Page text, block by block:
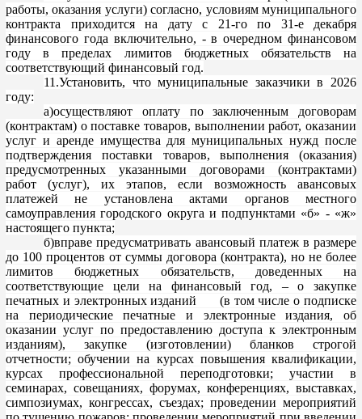
работы, оказания услуги) согласно, условиям муниципального
контракта приходится на дату с 21-го по 31-е декабря
финансового года включительно, - в очередном финансовом
году в пределах лимитов бюджетных обязательств на
соответствующий финансовый год.
11.Установить, что муниципальные заказчики в 2026
году:
а)осуществляют оплату по заключенным договорам
(контрактам) о поставке товаров, выполнении работ, оказании
услуг и аренде имущества для муниципальных нужд после
подтверждения поставки товаров, выполнения (оказания)
предусмотренных указанными договорами (контрактами)
работ (услуг), их этапов, если возможность авансовых
платежей не установлена актами органов местного
самоуправления городского округа и подпунктами «б» - «ж»
настоящего пункта;
б)вправе предусматривать авансовый платеж в размере
до 100 процентов от суммы договора (контракта), но не более
лимитов бюджетных обязательств, доведенных на
соответствующие цели на финансовый год, – о закупке
печатных и электронных изданий (в том числе о подписке
на периодические печатные и электронные издания, об
оказании услуг по предоставлению доступа к электронным
изданиям), закупке (изготовлении) бланков строгой
отчетности; обучении на курсах повышения квалификации,
курсах профессиональной переподготовки; участии в
семинарах, совещаниях, форумах, конференциях, выставках,
симпозиумах, конгрессах, съездах; проведении мероприятий